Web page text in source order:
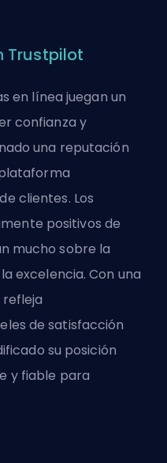
Trustpilot
en línea juegan un
confianza y
una reputación
clientes. Los
positivos de
mucho sobre la
excelencia. Con una
de satisfacción
su posición
y fiable para